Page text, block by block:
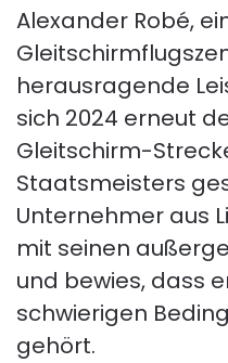
Alexander Robé,
herausragende
sich 2024 erneut
Gleitschirm-
Staatsmeisters
Unternehmer aus
mit seinen
und bewies, dass
schwierigen
gehört.